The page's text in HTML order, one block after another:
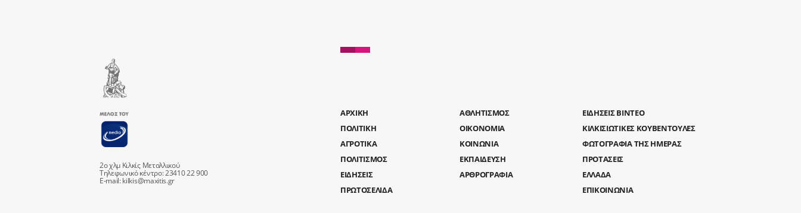
2ο χλμ Κιλκίς Μεταλλικού
Τηλεφωνικό κέντρο: 23410 22 900
E-mail:kilkis@maxitis.gr
AΡΧΙΚΗ
ΑΘΛΗΤΙΣΜΟΣ
ΠΟΛΙΤΙΚΗ
ΟΙΚΟΝΟΜΙΑ
ΑΓΡΟΤΙΚΑ
ΚΟΙΝΩΝΙΑ
ΠΟΛΙΤΙΣΜΟΣ
ΕΚΠΑΙΔΕΥΣΗ
ΕΙΔΗΣΕΙΣ
ΑΡΘΡΟΓΡΑΦΙΑ
ΠΡΩΤΟΣΕΛΙΔΑ
ΕΙΔΗΣΕΙΣ ΒΙΝΤΕΟ
ΚΙΛΚΙΣΙΩΤΙΚΕΣ ΚΟΥΒΕΝΤΟΥΛΕΣ
ΦΩΤΟΓΡΑΦΙΑ ΤΗΣ ΗΜΕΡΑΣ
ΠΡΟΤΑΣΕΙΣ
ΕΛΛΑΔΑ
ΕΠΙΚΟΙΝΩΝΙΑ